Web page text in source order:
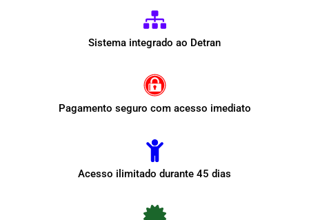
Sistema integrado ao Detran
Pagamento seguro com acesso imediato
Acesso ilimitado durante 45 dias